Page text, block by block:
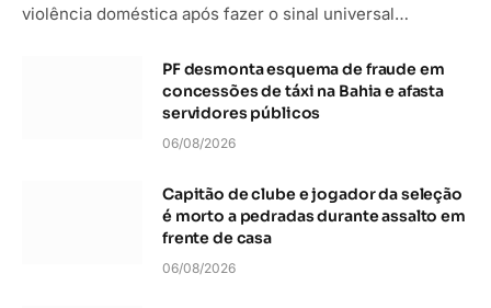
violência doméstica após fazer o sinal universal…
PF desmonta esquema de fraude em
concessões de táxi na Bahia e afasta
servidores públicos
06/08/2026
Capitão de clube e jogador da seleção
é morto a pedradas durante assalto em
frente de casa
06/08/2026